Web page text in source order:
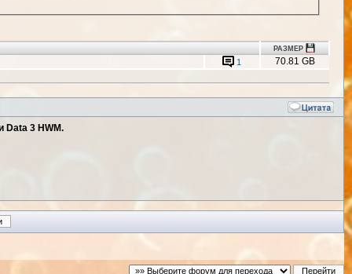
РАЗМЕР
1 70.81 GB
Data 3 HWM.